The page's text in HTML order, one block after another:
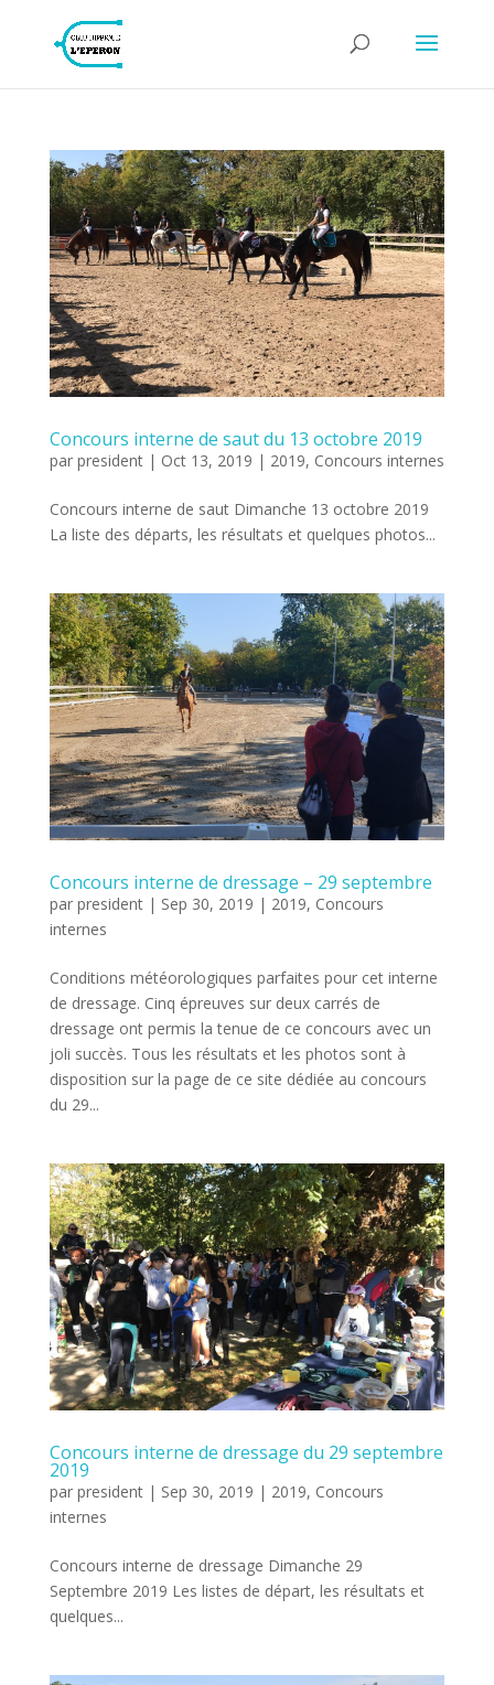
Concours interne de saut du 13 octobre 2019
par president| Oct 13, 2019 | 2019, Concours internes
Concours interne de saut Dimanche 13 octobre 2019
La liste des départs, les résultats et quelques photos...
Concours interne de dressage – 29 septembre
par president| Sep 30, 2019 | 2019, Concours
internes
Conditions météorologiques parfaites pour cet interne
de dressage. Cinq épreuves sur deux carrés de
dressage ont permis la tenue de ce concours avec un
joli succès. Tous les résultats et les photos sont à
disposition sur la page de ce site dédiée au concours
du 29...
Concours interne de dressage du 29 septembre
2019
par president| Sep 30, 2019 | 2019, Concours
internes
Concours interne de dressage Dimanche 29
Septembre 2019 Les listes de départ, les résultats et
quelques...